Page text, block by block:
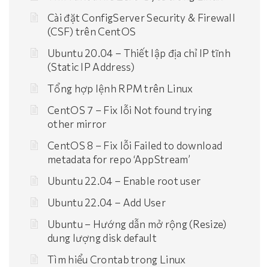
Cài đặt ConfigServer Security & Firewall
(CSF) trên CentOS
Ubuntu 20.04 – Thiết lập địa chỉ IP tĩnh
(Static IP Address)
Tổng hợp lệnh RPM trên Linux
CentOS 7 – Fix lỗi Not found trying
other mirror
CentOS 8 – Fix lỗi Failed to download
metadata for repo ‘AppStream’
Ubuntu 22.04 – Enable root user
Ubuntu 22.04 – Add User
Ubuntu – Hướng dẫn mở rộng (Resize)
dung lượng disk default
Tìm hiểu Crontab trong Linux